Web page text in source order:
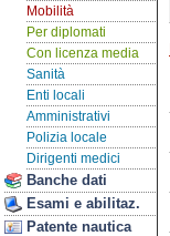
Mobilità
Per diplomati
Con licenza media
Sanità
Enti locali
Amministrativi
Polizia locale
Dirigenti medici
Banche dati
Esami e abilitaz.
Patente nautica